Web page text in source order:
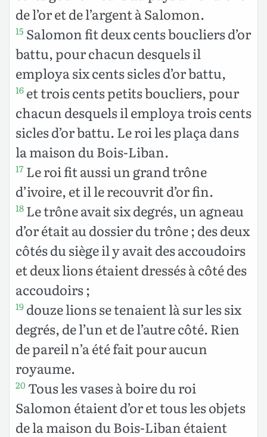
de l’or et de l’argent à Salomon.
15 Salomon fit deux cents boucliers d’or
battu, pour chacun desquels il
employa six cents sicles d’or battu,
16 et trois cents petits boucliers, pour
chacun desquels il employa trois cents
sicles d’or battu. Le roi les plaça dans
la maison du Bois-Liban.
17 Le roi fit aussi un grand trône
d’ivoire, et il le recouvrit d’or fin.
18 Le trône avait six degrés, un agneau
d’or était au dossier du trône ; des deux
côtés du siège il y avait des accoudoirs
et deux lions étaient dressés à côté des
accoudoirs ;
19 douze lions se tenaient là sur les six
degrés, de l’un et de l’autre côté. Rien
de pareil n’a été fait pour aucun
royaume.
20 Tous les vases à boire du roi
Salomon étaient d’or et tous les objets
de la maison du Bois-Liban étaient